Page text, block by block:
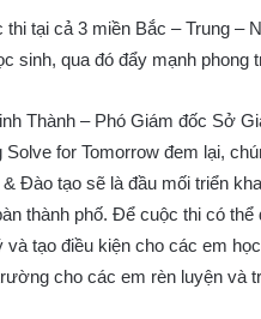
tại cả 3 miền Bắc – Trung –
sinh, qua đó đẩy mạnh
Thành – Phó Giám đốc Sở
for Tomorrow đem lại,
Đào tạo sẽ là đầu mối triển
thành phố. Để cuộc thi có
tạo điều kiện cho các em
cho các em rèn luyện và